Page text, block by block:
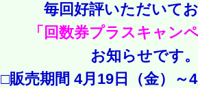
毎回好評いただいて
「回数券プラスキャン
お知らせです
□販売期間 4月19日（金）～